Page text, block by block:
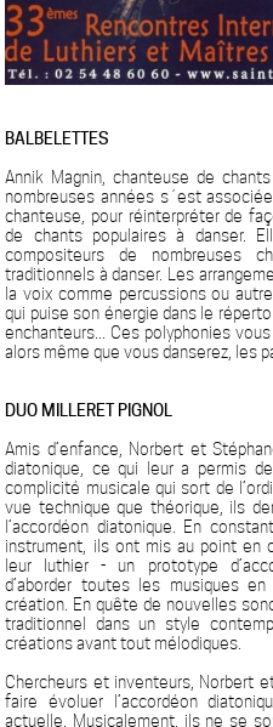
BALBELETTES
Annik Magnin, chanteuse de
nombreuses années s´est
chanteuse, pour réinterpréter de
de chants populaires à danser.
compositeurs de nombreuses
traditionnels à danser. Les
la voix comme percussions ou
qui puise son énergie dans le
enchanteurs... Ces polyphonies
alors même que vous danserez, les
DUO MILLERET PIGNOL
Amis d’enfance, Norbert et
diatonique, ce qui leur a permis
complicité musicale qui sort de
vue technique que théorique, ils
l’accordéon diatonique. En
instrument, ils ont mis au point en
leur luthier - un prototype
d’aborder toutes les musiques
création. En quête de nouvelles
traditionnel dans un style
créations avant tout mélodiques.
Chercheurs et inventeurs, Norbert
faire évoluer l’accordéon
actuelle. Musicalement, ils ne se